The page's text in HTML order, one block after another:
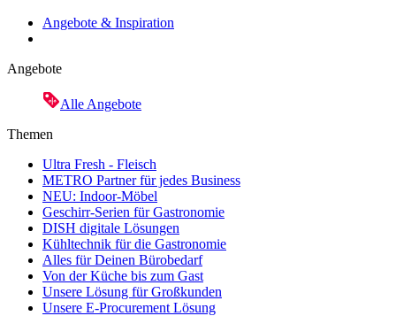
Angebote & Inspiration
Angebote
Alle Angebote
Themen
Ultra Fresh - Fleisch
METRO Partner für jedes Business
NEU: Indoor-Möbel
Geschirr-Serien für Gastronomie
DISH digitale Lösungen
Kühltechnik für die Gastronomie
Alles für Deinen Bürobedarf
Von der Küche bis zum Gast
Unsere Lösung für Großkunden
Unsere E-Procurement Lösung